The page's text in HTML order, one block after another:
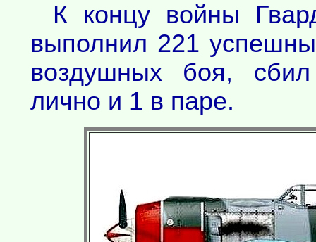
К концу войны
выполнил 221
воздушных боя,
лично и 1 в паре.